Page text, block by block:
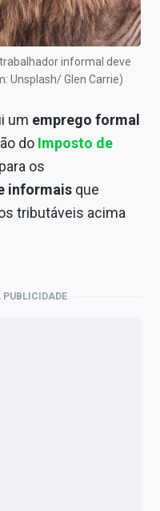
informal deve
Unsplash/ Glen Carrie)
um emprego formal
do Imposto de
os
informais que
tributáveis acima
PUBLICIDADE